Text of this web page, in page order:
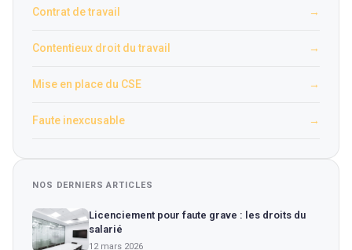
Contrat de travail →
Contentieux droit du travail →
Mise en place du CSE →
Faute inexcusable →
NOS DERNIERS ARTICLES
Licenciement pour faute grave : les droits du
salarié
12 mars 2026